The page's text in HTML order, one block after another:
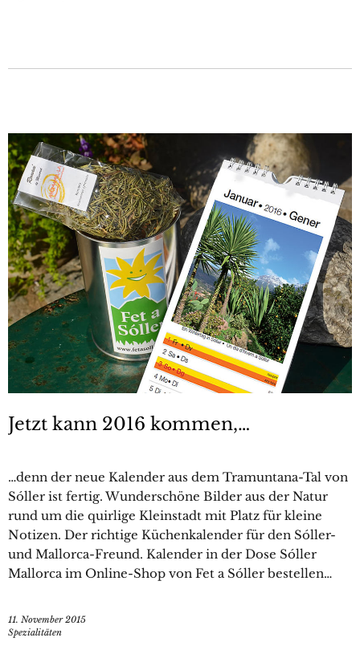
Jetzt kann 2016 kommen,…
…denn der neue Kalender aus dem Tramuntana-Tal von
Sóller ist fertig. Wunderschöne Bilder aus der Natur
rund um die quirlige Kleinstadt mit Platz für kleine
Notizen. Der richtige Küchenkalender für den Sóller-
und Mallorca-Freund. Kalender in der Dose Sóller
Mallorca im Online-Shop von Fet a Sóller bestellen…
11. November 2015
Spezialitäten